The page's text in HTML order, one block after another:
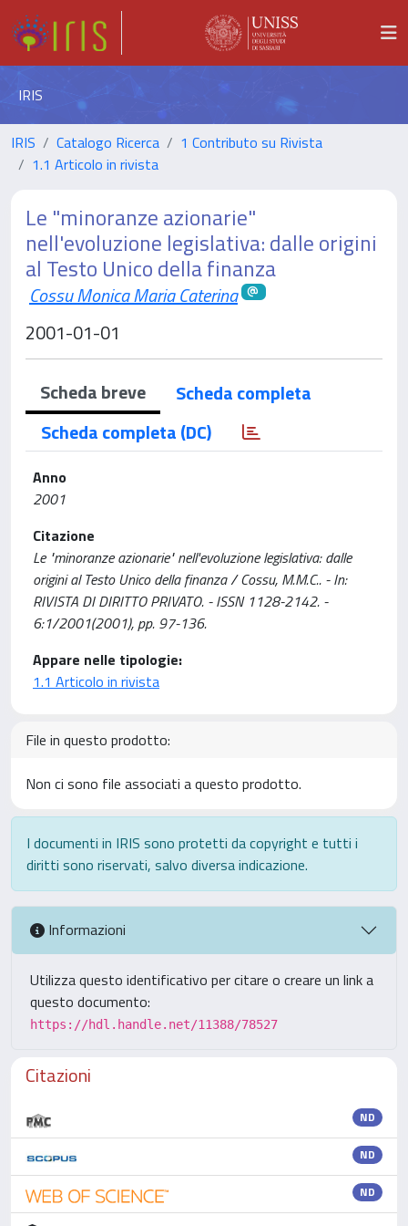
IRIS
IRIS Catalogo Ricerca
1 Contributo su Rivista
1.1 Articolo in rivista
Le "minoranze azionarie"
nell'evoluzione legislativa: dalle origini
al Testo Unico della finanza
Cossu Monica Maria Caterina
2001-01-01
Scheda breve
Scheda completa
Scheda completa (DC)
Anno
2001
Citazione
Le "minoranze azionarie" nell'evoluzione legislativa: dalle
origini al Testo Unico della finanza / Cossu, M.M.C.. - In:
RIVISTA DI DIRITTO PRIVATO. - ISSN 1128-2142. -
6:1/2001(2001), pp. 97-136.
Appare nelle tipologie:
1.1 Articolo in rivista
File in questo prodotto:
Non ci sono file associati a questo prodotto.
I documenti in IRIS sono protetti da copyright e tutti i
diritti sono riservati, salvo diversa indicazione.
Informazioni
Utilizza questo identificativo per citare o creare un link a
questo documento:
https://hdl.handle.net/11388/78527
Citazioni
ND
ND
ND